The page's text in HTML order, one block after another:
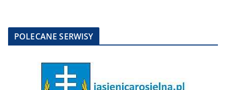
POLECANE SERWISY